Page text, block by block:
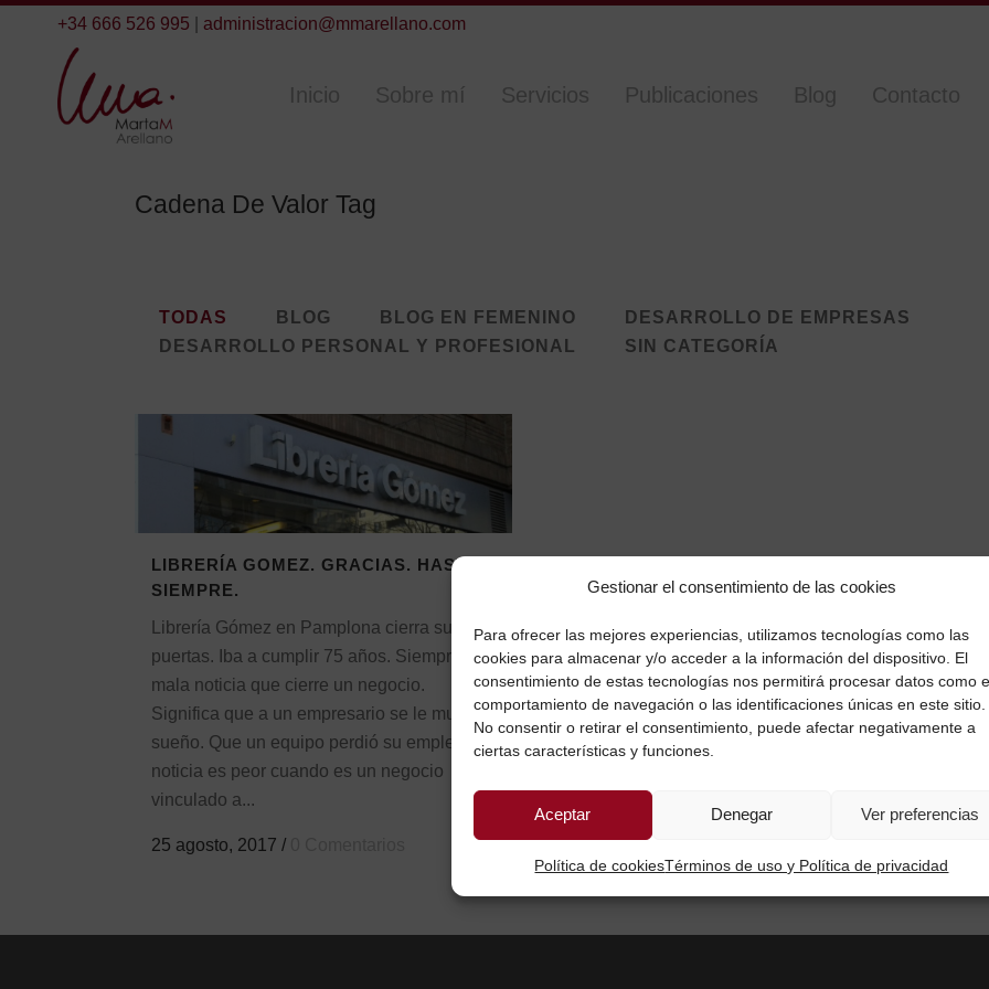
Gestionar el consentimiento de las cookies
Para ofrecer las mejores experiencias, utilizamos tecnologías como las
cookies para almacenar y/o acceder a la información del dispositivo. El
consentimiento de estas tecnologías nos permitirá procesar datos como
comportamiento de navegación o las identificaciones únicas en este sitio.
No consentir o retirar el consentimiento, puede afectar negativamente a
ciertas características y funciones.
Aceptar Denegar Ver preferencias
Política de cookiesTérminos de uso y Política de privacidad
+34 666 526 995 administracion@mmarellano.com
Inicio Sobre mí Servicios Publicaciones Blog Contacto
Cadena De Valor Tag
TODAS BLOG BLOG EN FEMENINO
DESARROLLO DE EMPRESAS
DESARROLLO PERSONAL Y PROFESIONAL
SIN CATEGORÍA
LIBRERÍA GOMEZ. GRACIAS. HASTA
SIEMPRE.
Librería Gómez en Pamplona cierra sus
puertas. Iba a cumplir 75 años. Siempre es
mala noticia que cierre un negocio.
Significa que a un empresario se le murió el
sueño. Que un equipo perdió su empleo. La
noticia es peor cuando es un negocio
vinculado a...
25 agosto, 2017 /